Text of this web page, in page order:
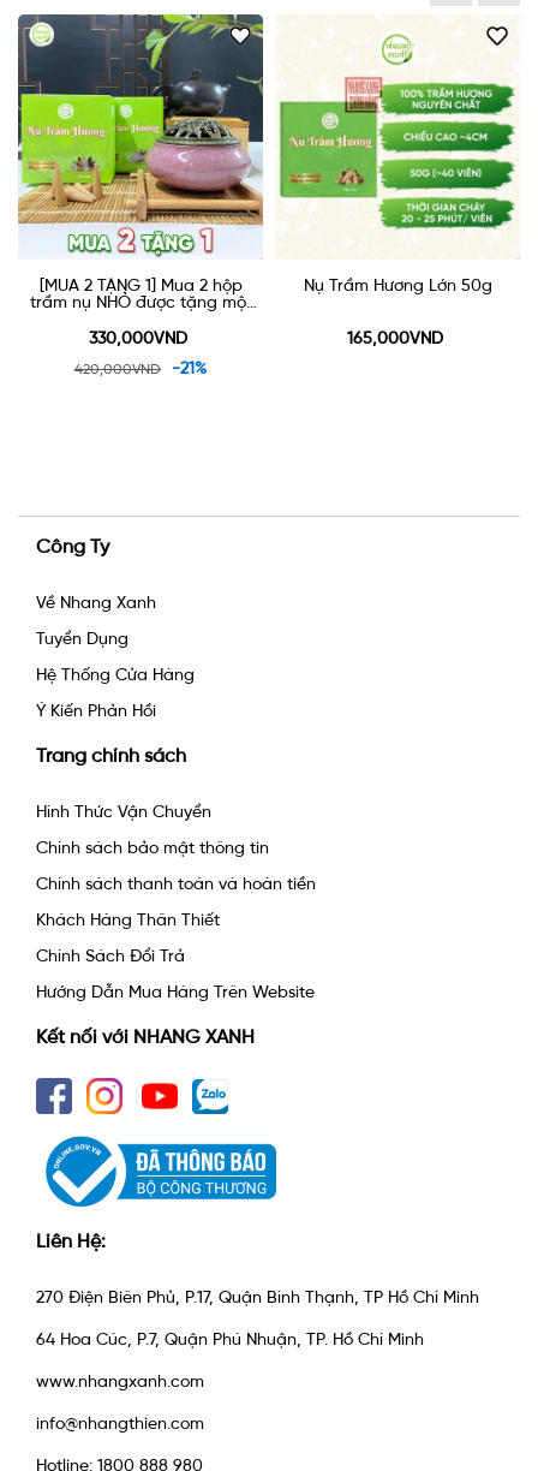
[MUA 2 TẶNG 1] Mua 2 hộp
trầm nụ NHỎ được tặng một
330,000VND
420,000VND -21%
Nụ Trầm Hương Lớn 50g
165,000VND
Công Ty
Về Nhang Xanh
Tuyển Dụng
Hệ Thống Cửa Hàng
Ý Kiến Phản Hồi
Trang chính sách
Hình Thức Vận Chuyển
Chính sách bảo mật thông tin
Chính sách thanh toán và hoàn tiền
Khách Hàng Thân Thiết
Chính Sách Đổi Trả
Hướng Dẫn Mua Hàng Trên Website
Kết nối với NHANG XANH
Liên Hệ:
270 Điện Biên Phủ, P.17, Quận Bình Thạnh, TP Hồ Chí Minh
64 Hoa Cúc, P.7, Quận Phú Nhuận, TP. Hồ Chí Minh
www.nhangxanh.com
info@nhangthien.com
Hotline: 1800 888 980